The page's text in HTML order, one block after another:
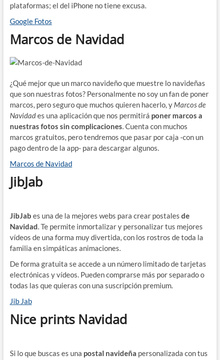
plataformas; el del iPhone no tiene excusa.
Google Fotos
Marcos de Navidad
¿Qué mejor que un marco navideño que muestre lo navideñas
que son nuestras fotos? Personalmente no soy un fan de poner
marcos, pero seguro que muchos quieren hacerlo, y Marcos de
Navidades una aplicación que nos permitirá poner marcos a
nuestras fotos sin complicaciones. Cuenta con muchos
marcos gratuitos, pero tendremos que pasar por caja -con un
pago dentro de la app- para descargar algunos.
Marcos de Navidad
JibJab
JibJab es una de la mejores webs para crear postales de
Navidad. Te permite inmortalizar y personalizar tus mejores
vídeos de una forma muy divertida,con los rostros de toda la
familia en simpáticas animaciones.
De forma gratuita se accede a un número limitado de tarjetas
electrónicas y vídeos. Pueden comprarse más por separado o
todas las que quieras con una suscripción premium.
Jib Jab
Nice prints Navidad
Si lo que buscas es una postal navideña personalizada con tus